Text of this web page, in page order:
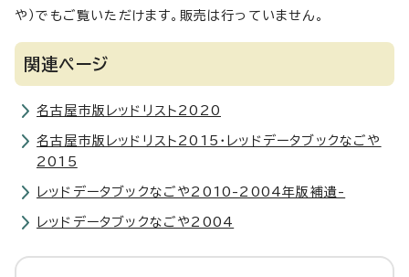
や）でもご覧いただけます。販売は行っていません。
関連ページ
名古屋市版レッドリスト2020
名古屋市版レッドリスト2015・レッドデータブックなごや
2015
レッドデータブックなごや2010-2004年版補遺-
レッドデータブックなごや2004